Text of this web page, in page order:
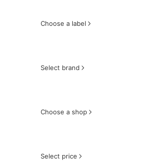
Choose a label
Select brand
Choose a shop
Select price